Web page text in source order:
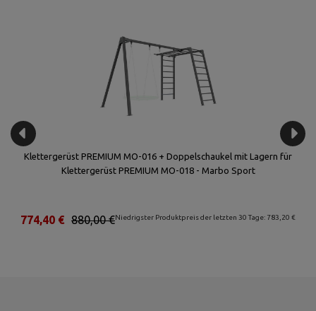
Klettergerüst PREMIUM MO-016 + Doppelschaukel mit Lagern für
Klettergerüst PREMIUM MO-018 - Marbo Sport
Niedrigster Produktpreis der letzten 30 Tage: 783,20 €
880,00 €
774,40 €